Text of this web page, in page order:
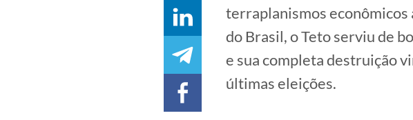
terraplanismos econômicos
do Brasil, o Teto serviu de
e sua completa destruição
últimas eleições.